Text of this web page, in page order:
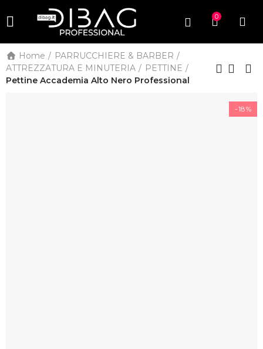
0
Home
PARRUCCHIERE & BARBER
ATTREZZATURA E MINUTERIA
PETTINE
Pettine Accademia Alto Nero Professional
-18%